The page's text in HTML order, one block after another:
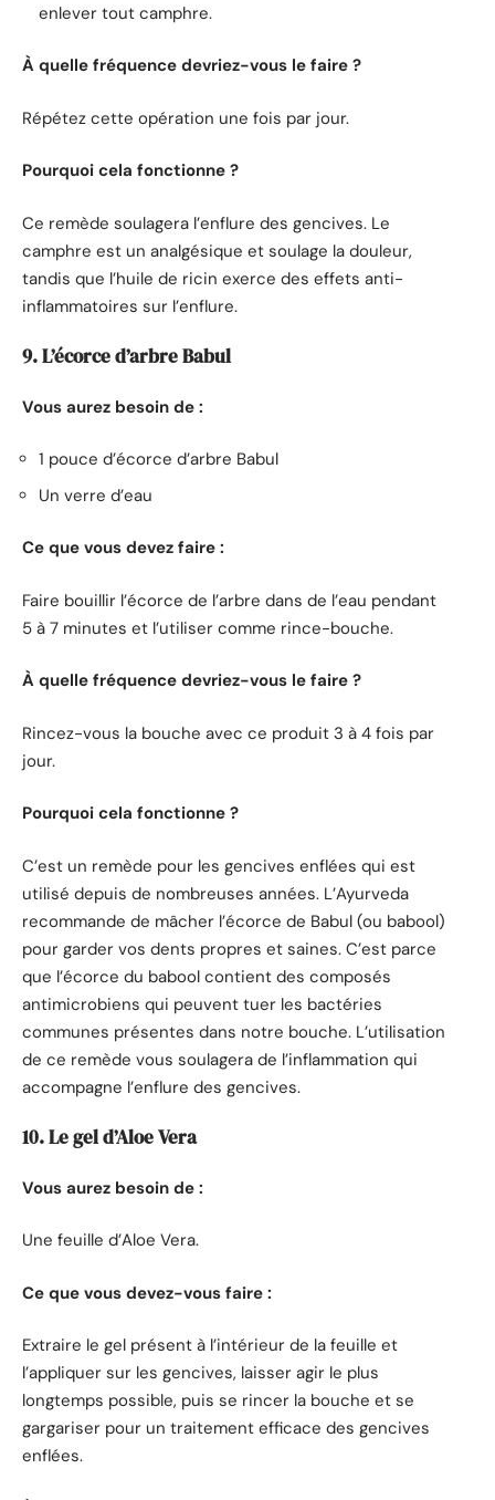
enlever tout camphre.
À quelle fréquence devriez-vous le faire ?
Répétez cette opération une fois par jour.
Pourquoi cela fonctionne ?
Ce remède soulagera l’enflure des gencives. Le
camphre est un analgésique et soulage la douleur,
tandis que l’huile de ricin exerce des effets anti-
inflammatoires sur l’enflure.
9. L’écorce d’arbre Babul
Vous aurez besoin de :
1 pouce d’écorce d’arbre Babul
Un verre d’eau
Ce que vous devez faire :
Faire bouillir l’écorce de l’arbre dans de l’eau pendant
5 à 7 minutes et l’utiliser comme rince-bouche.
À quelle fréquence devriez-vous le faire ?
Rincez-vous la bouche avec ce produit 3 à 4 fois par
jour.
Pourquoi cela fonctionne ?
C’est un remède pour les gencives enflées qui est
utilisé depuis de nombreuses années. L’Ayurveda
recommande de mâcher l’écorce de Babul (ou babool)
pour garder vos dents propres et saines. C’est parce
que l’écorce du babool contient des composés
antimicrobiens qui peuvent tuer les bactéries
communes présentes dans notre bouche. L’utilisation
de ce remède vous soulagera de l’inflammation qui
accompagne l’enflure des gencives.
10. Le gel d’Aloe Vera
Vous aurez besoin de :
Une feuille d’Aloe Vera.
Ce que vous devez-vous faire :
Extraire le gel présent à l’intérieur de la feuille et
l’appliquer sur les gencives, laisser agir le plus
longtemps possible, puis se rincer la bouche et se
gargariser pour un traitement efficace des gencives
enflées.